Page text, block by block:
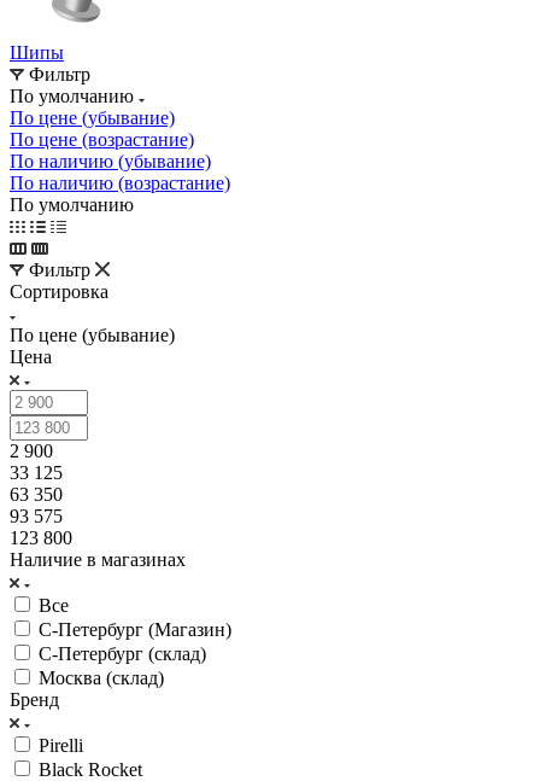
Шипы
Фильтр
По умолчанию
По цене (убывание)
По цене (возрастание)
По наличию (убывание)
По наличию (возрастание)
По умолчанию
Фильтр
Сортировка
По цене (убывание)
Цена
2 900
33 125
63 350
93 575
123 800
Наличие в магазинах
Все
С-Петербург (Магазин)
С-Петербург (склад)
Москва (склад)
Бренд
Pirelli
Black Rocket